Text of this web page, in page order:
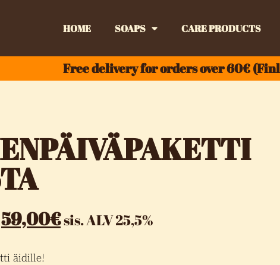
HOME SOAPS CARE PRODUCTS
Free delivery for orders over 60€
59,00€sis. ALV 25,5%
äidille!